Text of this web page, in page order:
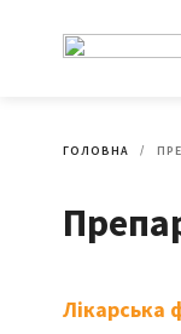
ГОЛОВНА
Лікарська